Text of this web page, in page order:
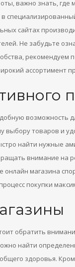
важно знать,
сайтах
Не забудьте
рекомендуем
ассортимент
возможность
выбору товаров и
найти нужные
внимание на
магазина
покупки
обратить
найти
здоровья.